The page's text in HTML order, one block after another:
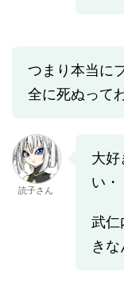
つまり本当に
全に死ぬって
読子さん
大好
い・
武仁
きな